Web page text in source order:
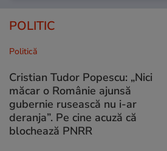
POLITIC
Politică
Cristian Tudor Popescu: „Nici
măcar o Românie ajunsă
gubernie rusească nu i-ar
deranja”. Pe cine acuză că
blochează PNRR